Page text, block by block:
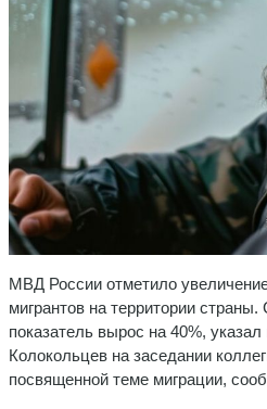
МВД России отметило
мигрантов на территории страны.
показатель вырос на 40%,
Колокольцев на заседании
посвященной теме миграции,